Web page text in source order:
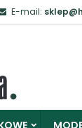
E-mail: